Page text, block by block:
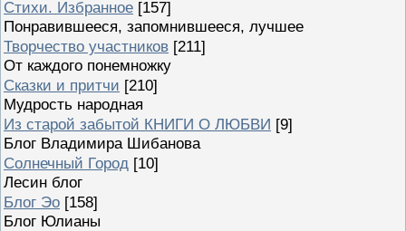
Стихи. Избранное [157]
Понравившееся, запомнившееся, лучшее
Творчество участников [211]
От каждого понемножку
Сказки и притчи [210]
Мудрость народная
Из старой забытой КНИГИ О ЛЮБВИ [9]
Блог Владимира Шибанова
Солнечный Город [10]
Лесин блог
Блог Эо [158]
Блог Юлианы